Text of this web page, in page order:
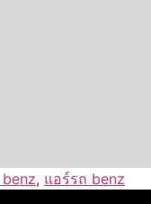
, แอร์รถ benz